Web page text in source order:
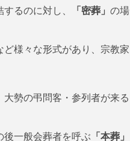
るのに対し、 「密葬」 の場
ど様々な形式があり、宗教家
勢の弔問客・参列者が来る
後一般会葬者を呼ぶ 「本葬」